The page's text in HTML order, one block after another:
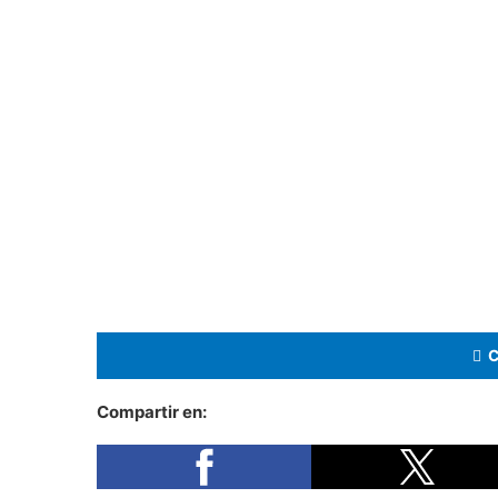
Compartir en: